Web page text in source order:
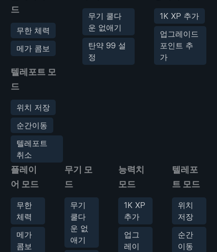
드
무한 체력
메가 콤보
텔레포트 모
드
위치 저장
순간이동
텔레포트
취소
무기 쿨다
운 없애기
탄약 99 설
정
1K XP 추가
업그레이드
포인트 추
가
플레이
어 모드
무한
체력
메가
콤보
무기 모
드
무기
쿨다
운 없
애기
능력치
모드
1K XP
추가
업그
레이
텔레포
트 모드
위치
저장
순간
이동